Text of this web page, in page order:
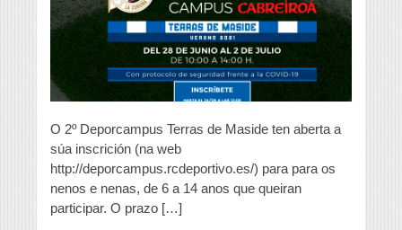
Terras
de
Maside
O 2º Deporcampus Terras de Maside ten aberta a
súa inscrición (na web
http://deporcampus.rcdeportivo.es/) para para os
nenos e nenas, de 6 a 14 anos que queiran
participar. O prazo […]